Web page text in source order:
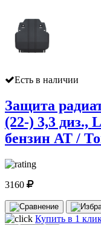
Есть в наличии
Защита
(22-) 3,3 диз.,
бензин AT /
3160
Купить в 1